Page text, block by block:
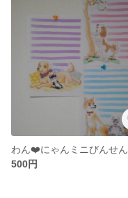
わん❤️にゃんミニびんせん
500円